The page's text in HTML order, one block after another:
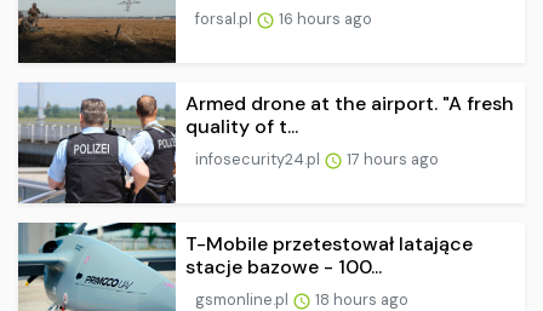
forsal.pl 16 hours ago
Armed drone at the airport. "A fresh
quality of t...
infosecurity24.pl 17 hours ago
T-Mobile przetestował latające
stacje bazowe - 100...
gsmonline.pl 18 hours ago